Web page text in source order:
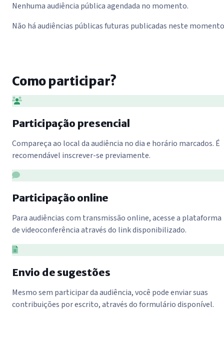
Nenhuma audiência pública agendada no momento.
Não há audiências públicas futuras publicadas neste
Como participar?
Participação presencial
Compareça ao local da audiência no dia e horário marcados. É
recomendável inscrever-se previamente.
Participação online
Para audiências com transmissão online, acesse a plataforma
de videoconferência através do link disponibilizado.
Envio de sugestões
Mesmo sem participar da audiência, você pode enviar suas
contribuições por escrito, através do formulário disponível.